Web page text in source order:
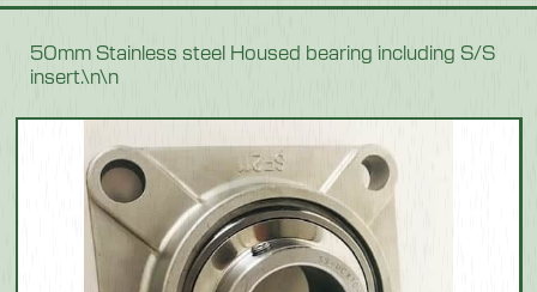
50mm Stainless steel Housed bearing including S/S
insert.\n\n